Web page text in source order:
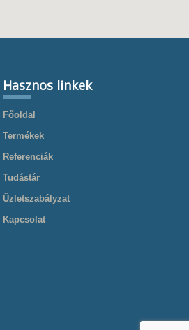
Hasznos linkek
Főoldal
Termékek
Referenciák
Tudástár
Üzletszabályzat
Kapcsolat